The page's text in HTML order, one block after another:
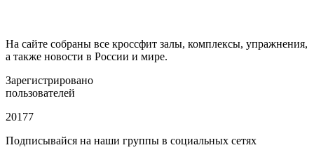
На сайте собраны все кроссфит залы, комплексы, упражнения,
а также новости в России и мире.
Зарегистрировано
пользователей
20177
Подписывайся на наши группы в социальных сетях